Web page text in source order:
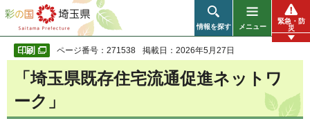
彩の国 埼玉県
情報を探す メニュー
緊急・防
災
ページ番号：271538 掲載日：2026年5月27日
「埼玉県既存住宅流通促進ネットワ
ーク」